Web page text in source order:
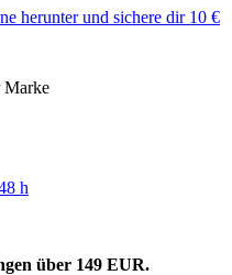
herunter und sichere dir 10 €
Marke
h
über 149 EUR.